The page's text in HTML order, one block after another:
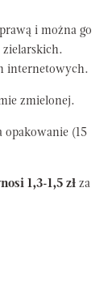
i można go
internetowych.
zmielonej.
opakowanie (15
1,3-1,5 zł za